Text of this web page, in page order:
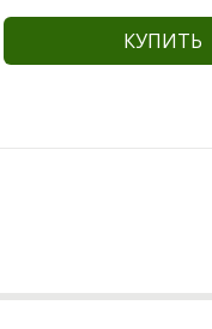
КУПИТЬ